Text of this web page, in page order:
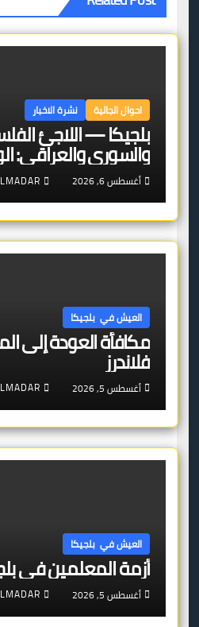
احوال الجالية نشرة الاخبار
بلجيكا — اللاجئ
والسوري والعراقي:
أغسطس 6, 2026
العيش في بلجيكا
مكافأة العودة إلى
فلاندرز
أغسطس 5, 2026
العيش في بلجيكا
أزمة المعلمين في
أغسطس 5, 2026